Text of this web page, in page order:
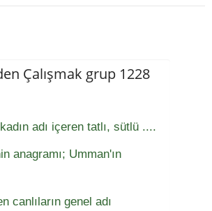
Çalışmak grup 1228
adı içeren tatlı, sütlü ....
anagramı; Umman'ın
canlıların genel adı